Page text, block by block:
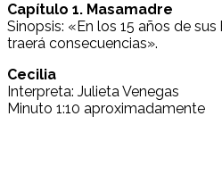
Capítulo 1. Masamadre
Sinopsis: «En los 15 años de
traerá consecuencias».
Cecilia
Interpreta: Julieta Venegas
Minuto 1:10 aproximadamente